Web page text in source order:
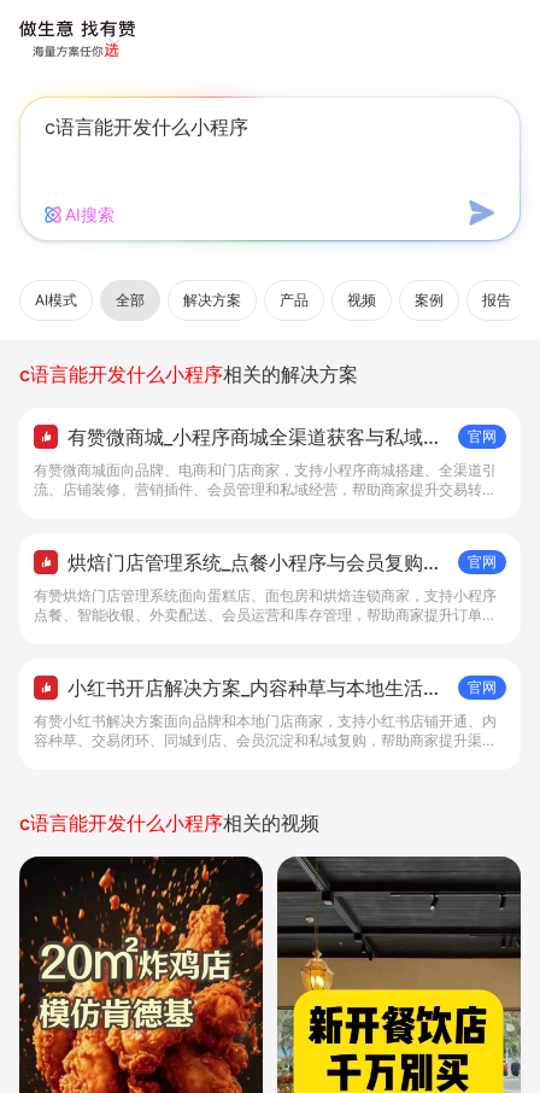
AI搜索
AI模式 全部 解决方案 产品 视频 案例 报告
c语言能开发什么小程序相关的解决方案
有赞微商城_小程序商城全渠道获客与私域复
购工具 - 做生意, 找有赞
官网
有赞微商城面向品牌、电商和门店商家，支持小程序商城搭建、全渠道引
流、店铺装修、营销插件、会员管理和私域经营，帮助商家提升交易转化
烘焙门店管理系统_点餐小程序与会员复购工
具 - 做生意, 找有赞
官网
有赞烘焙门店管理系统面向蛋糕店、面包房和烘焙连锁商家，支持小程序
点餐、智能收银、外卖配送、会员运营和库存管理，帮助商家提升订单转
小红书开店解决方案_内容种草与本地生活转
化工具 - 做生意, 找有赞
官网
有赞小红书解决方案面向品牌和本地门店商家，支持小红书店铺开通、内
容种草、交易闭环、同城到店、会员沉淀和私域复购，帮助商家提升渠道
c语言能开发什么小程序相关的视频